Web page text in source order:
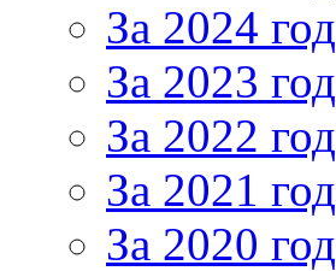
За 2024 год
За 2023 год
За 2022 год
За 2021 год
За 2020 год